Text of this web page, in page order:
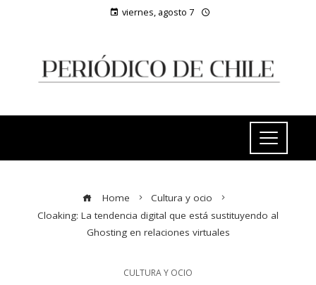
viernes, agosto 7
Home
Cultura y ocio
Cloaking: La tendencia digital que está sustituyendo al
Ghosting en relaciones virtuales
CULTURA Y OCIO